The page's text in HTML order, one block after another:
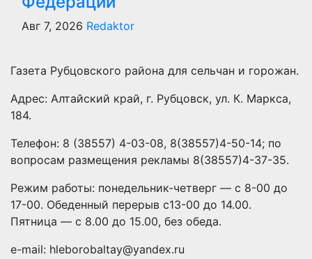
Авг 7, 2026 Redaktor
Газета Рубцовского района для сельчан и горожан.
Адрес: Алтайский край, г. Рубцовск, ул. К. Маркса,
184.
Телефон: 8 (38557) 4-03-08, 8(38557)4-50-14; по
вопросам размещения рекламы 8(38557)4-37-35.
Режим работы: понедельник-четверг — с 8-00 до
17-00. Обеденный перерыв с13-00 до 14.00.
Пятница — с 8.00 до 15.00, без обеда.
e-mail: hleborobaltay@yandex.ru